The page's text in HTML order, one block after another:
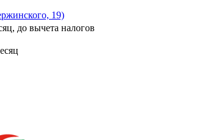
19)
до вычета налогов